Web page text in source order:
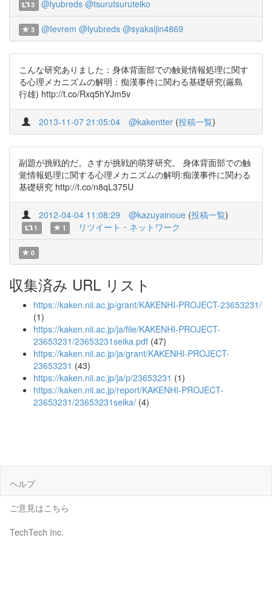
3 @lyubreds @tsurutsuruteiko
3 @Ievrem @lyubreds @syakaijin4869
こんな研究ありました：身体背面部での触覚情報処理に関す
る心理メカニズムの解明：痴漢事件に関わる基礎研究(厳島
行雄) http://t.co/Rxq5hYJm5v
2013-11-07 21:05:04 @kakentter (投稿一覧)
副題が挑戦的だ。さすが挑戦的萌芽研究。 身体背面部での触
覚情報処理に関する心理メカニズムの解明:痴漢事件に関わる
基礎研究 http://t.co/n8qL375U
2012-04-04 11:08:29 @kazuyainoue (投稿一覧)
1 1 リツイート・ネットワーク
0
収集済み URL リスト
https://kaken.nii.ac.jp/grant/KAKENHI-PROJECT-23653231/
(1)
https://kaken.nii.ac.jp/ja/file/KAKENHI-PROJECT-
23653231/23653231seika.pdf (47)
https://kaken.nii.ac.jp/ja/grant/KAKENHI-PROJECT-
23653231 (43)
https://kaken.nii.ac.jp/ja/p/23653231 (1)
https://kaken.nii.ac.jp/report/KAKENHI-PROJECT-
23653231/23653231seika/ (4)
ヘルプ
ご意見はこちら
TechTech Inc.